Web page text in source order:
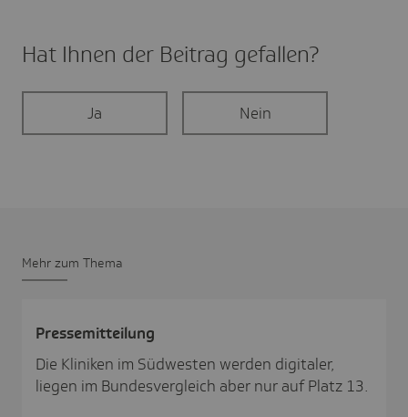
Hat Ihnen der Beitrag gefal­len?
Ja Nein
Mehr zum Thema
Pres­se­mit­tei­lung
Die Kliniken im Südwesten werden digitaler,
liegen im Bundesvergleich aber nur auf Platz 13.